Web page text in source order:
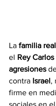
La familia
el Rey Carlos
agresiones
contra Israel,
firme en
sociales en el